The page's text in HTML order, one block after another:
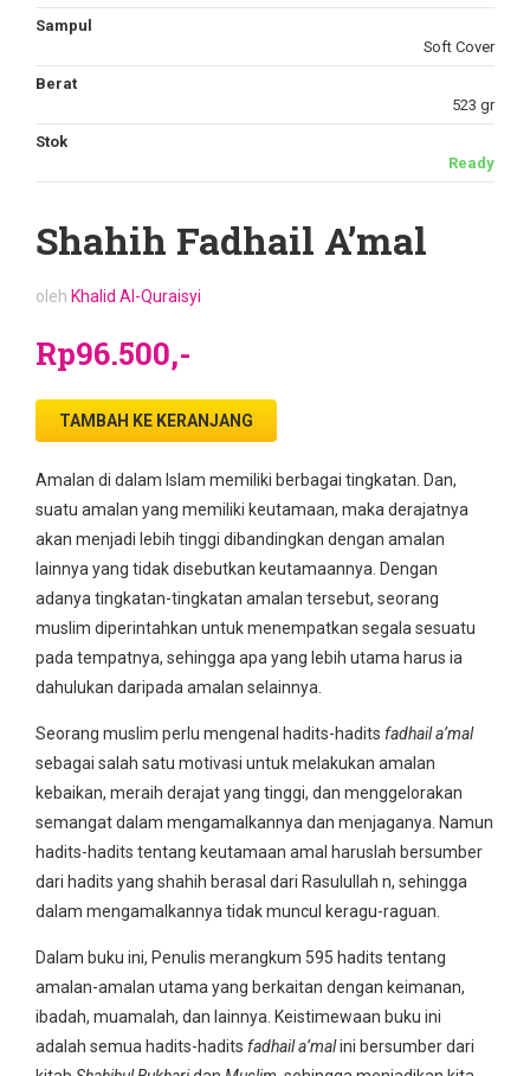
Sampul
Soft Cover
Berat
523 gr
Stok
Ready
Shahih Fadhail A’mal
oleh Khalid Al-Quraisyi
Rp96.500,-
TAMBAH KE KERANJANG
Amalan di dalam Islam memiliki berbagai tingkatan. Dan,
suatu amalan yang memiliki keutamaan, maka derajatnya
akan menjadi lebih tinggi dibandingkan dengan amalan
lainnya yang tidak disebutkan keutamaannya. Dengan
adanya tingkatan-tingkatan amalan tersebut, seorang
muslim diperintahkan untuk menempatkan segala sesuatu
pada tempatnya, sehingga apa yang lebih utama harus ia
dahulukan daripada amalan selainnya.
Seorang muslim perlu mengenal hadits-hadits fadhail a’mal
sebagai salah satu motivasi untuk melakukan amalan
kebaikan, meraih derajat yang tinggi, dan menggelorakan
semangat dalam mengamalkannya dan menjaganya. Namun
hadits-hadits tentang keutamaan amal haruslah bersumber
dari hadits yang shahih berasal dari Rasulullah n, sehingga
dalam mengamalkannya tidak muncul keragu-raguan.
Dalam buku ini, Penulis merangkum 595 hadits tentang
amalan-amalan utama yang berkaitan dengan keimanan,
ibadah, muamalah, dan lainnya. Keistimewaan buku ini
adalah semua hadits-hadits fadhail a’malini bersumber dari